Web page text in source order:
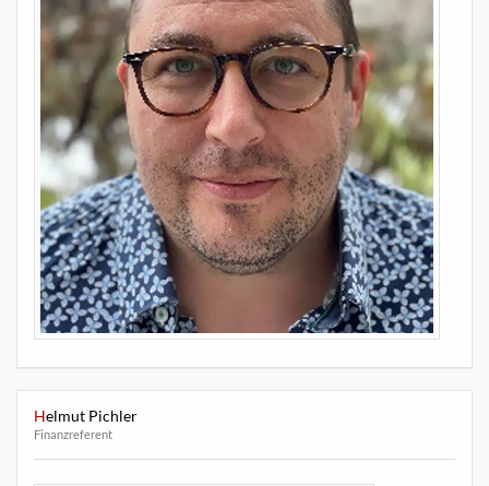
Helmut Pichler
Finanzreferent